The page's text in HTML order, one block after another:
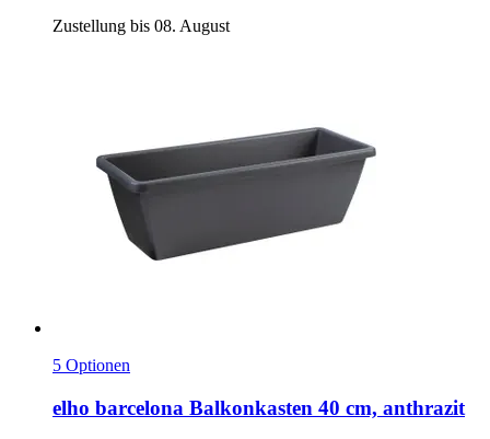
Zustellung bis 08. August
5 Optionen
elho barcelona Balkonkasten 40 cm, anthrazit